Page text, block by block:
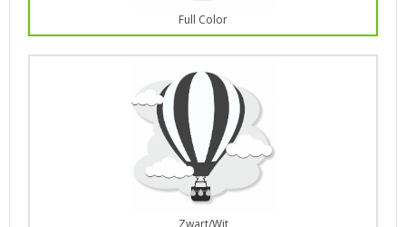
Full Color
Zwart/Wit